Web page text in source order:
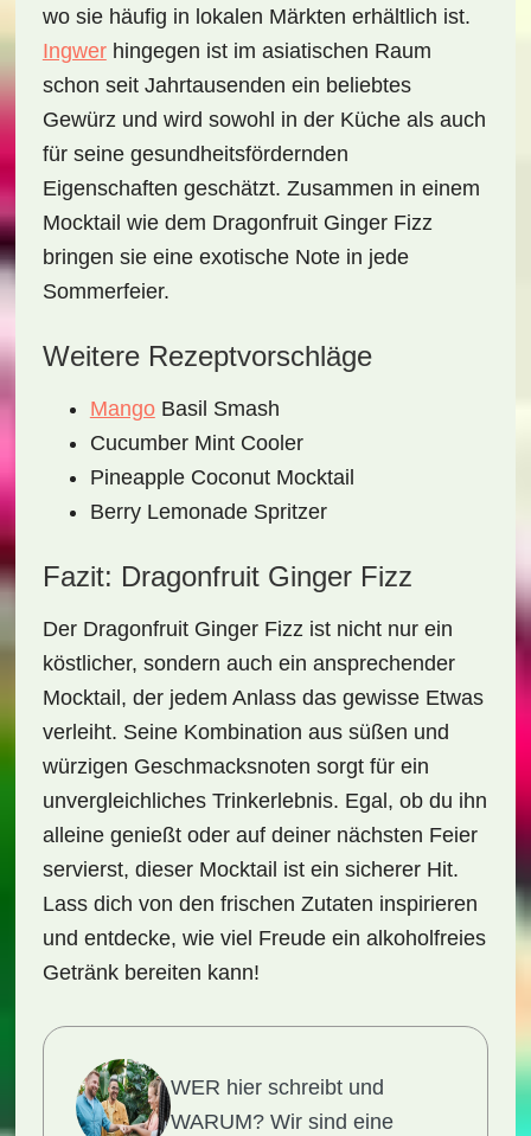
wo sie häufig in lokalen Märkten erhältlich ist.
Ingwerhingegen ist im asiatischen Raum
schon seit Jahrtausenden ein beliebtes
Gewürz und wird sowohl in der Küche als auch
für seine gesundheitsfördernden
Eigenschaften geschätzt. Zusammen in einem
Mocktail wie dem Dragonfruit Ginger Fizz
bringen sie eine exotische Note in jede
Sommerfeier.
Weitere Rezeptvorschläge
MangoBasil Smash
Cucumber Mint Cooler
Pineapple Coconut Mocktail
Berry Lemonade Spritzer
Fazit: Dragonfruit Ginger Fizz
Der Dragonfruit Ginger Fizzist nicht nur ein
köstlicher, sondern auch ein ansprechender
Mocktail, der jedem Anlass das gewisse Etwas
verleiht. Seine Kombination aus süßen und
würzigen Geschmacksnoten sorgt für ein
unvergleichliches Trinkerlebnis. Egal, ob du ihn
alleine genießt oder auf deiner nächsten Feier
servierst, dieser Mocktail ist ein sicherer Hit.
Lass dich von den frischen Zutaten inspirieren
und entdecke, wie viel Freude ein alkoholfreies
Getränk bereiten kann!
WER hier schreibt und
WARUM?Wir sind eine